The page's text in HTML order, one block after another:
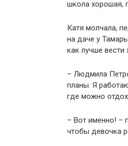
школа хорошая,
Катя молчала,
на даче у
как лучше вести
– Людмила
планы. Я
где можно
– Вот именно! –
чтобы девочка